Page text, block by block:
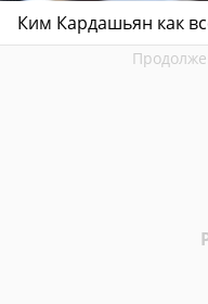
Ким Кардашьян как